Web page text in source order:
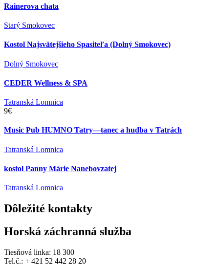
Rainerova chata
Starý Smokovec
Kostol Najsvätejšieho Spasiteľa (Dolný Smokovec)
Dolný Smokovec
CEDER Wellness & SPA
Tatranská Lomnica
9€
Music Pub HUMNO Tatry—tanec a hudba v Tatrách
Tatranská Lomnica
kostol Panny Márie Nanebovzatej
Tatranská Lomnica
Dôležité kontakty
Horská záchranná služba
Tiesňová linka: 18 300
Tel.č.: + 421 52 442 28 20